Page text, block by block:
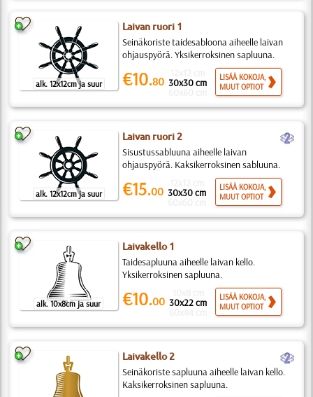
alk. 12x12cm ja suur
Laivan ruori 1
Seinäkoriste taidesabloona aiheelle laivan
ohjauspyörä. Yksikerroksinen sapluuna.
€10.80 30x30 cm
LISÄÄ KOKOJA,
MUUT OPTIOT
alk. 12x12cm ja suur
Laivan ruori 2 b
Sisustussabluuna aiheelle laivan
ohjauspyörä. Kaksikerroksinen sabluuna.
€15.00 30x30 cm
LISÄÄ KOKOJA,
MUUT OPTIOT
alk. 10x8cm ja suur
Laivakello 1
Taidesapluuna aiheelle laivan kello.
Yksikerroksinen sapluuna.
€10.00 30x22 cm
LISÄÄ KOKOJA,
MUUT OPTIOT
Laivakello 2 b
Seinäkoriste sapluuna aiheelle laivan kello.
Kaksikerroksinen sapluuna.